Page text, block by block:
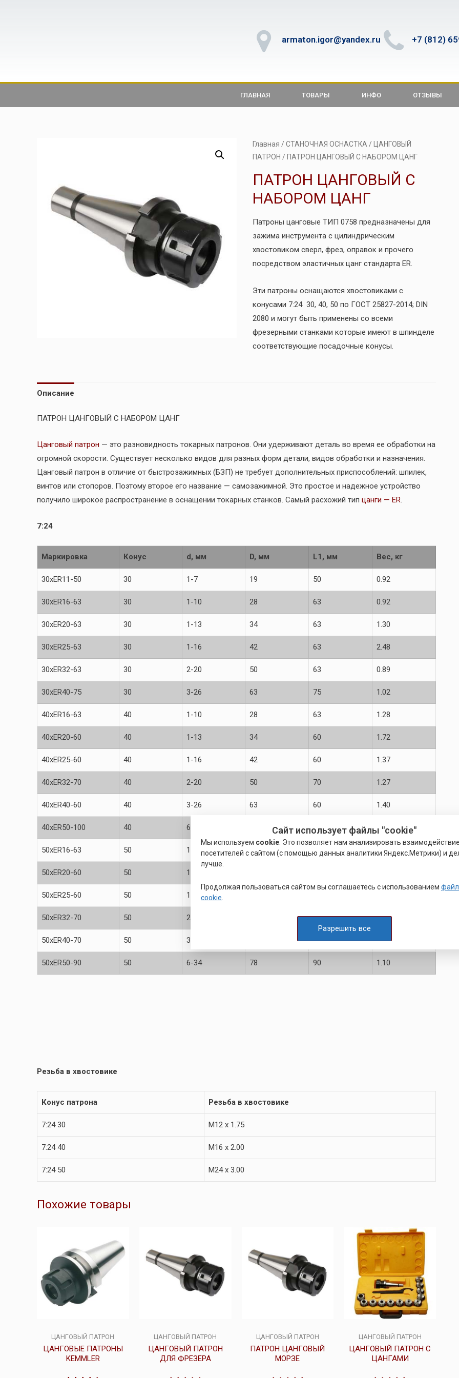
armaton.igor@yandex.ru +7 (812)
ГЛАВНАЯ ТОВАРЫ ИНФО ОТЗЫВЫ
Главная / СТАНОЧНАЯ ОСНАСТКА / ЦАНГОВЫЙ
ПАТРОН / ПАТРОН ЦАНГОВЫЙ С НАБОРОМ ЦАНГ
ПАТРОН ЦАНГОВЫЙ С
НАБОРОМ ЦАНГ
Патроны цанговые ТИП 0758 предназначены для
зажима инструмента с цилиндрическим
хвостовиком сверл, фрез, оправок и прочего
посредством эластичных цанг стандарта ER.
Эти патроны оснащаются хвостовиками с
конусами 7:24 30, 40, 50 по ГОСТ 25827-2014; DIN
2080 и могут быть применены со всеми
фрезерными станками которые имеют в шпинделе
соответствующие посадочные конусы.
Описание
ПАТРОН ЦАНГОВЫЙ С НАБОРОМ ЦАНГ
Цанговый патрон — это разновидность токарных патронов. Они удерживают деталь во время ее обработки на
огромной скорости. Существует несколько видов для разных форм детали, видов обработки и назначения.
Цанговый патрон в отличие от быстрозажимных (БЗП) не требует дополнительных приспособлений: шпилек,
винтов или стопоров. Поэтому второе его название — самозажимной. Это простое и надежное устройство
получило широкое распространение в оснащении токарных станков. Самый расхожий тип цанги — ER.
7:24
Маркировка Конус d, мм D, мм L1, мм Вес, кг
30xER11-50 30 1-7 19 50 0.92
30xER16-63 30 1-10 28 63 0.92
30xER20-63 30 1-13 34 63 1.30
30xER25-63 30 1-16 42 63 2.48
30xER32-63 30 2-20 50 63 0.89
30xER40-75 30 3-26 63 75 1.02
40xER16-63 40 1-10 28 63 1.28
40xER20-60 40 1-13 34 60 1.72
40xER25-60 40 1-16 42 60 1.37
40xER32-70 40 2-20 50 70 1.27
40xER40-60 40 3-26 63 60 1.40
40xER50-100 40 6-34 100 1.6
50xER16-63 50 1-10 28 63 1.20
50xER20-60 50 1-13
50xER25-60 50 1-16
50xER32-70 50 2-20 70 2.78
50xER40-70 50 3-26 70 1.00
50xER50-90 50 6-34 78 90 1.10
Резьба в хвостовике
Конус патрона Резьба в хвостовике
7:24 30 M12 x 1.75
7:24 40 M16 x 2.00
7:24 50 M24 x 3.00
Похожие товары
ЦАНГОВЫЙ ПАТРОН
ЦАНГОВЫЕ ПАТРОНЫ
KEMMLER
ЦАНГОВЫЙ ПАТРОН
ЦАНГОВЫЙ ПАТРОН
ДЛЯ ФРЕЗЕРА
ЦАНГОВЫЙ ПАТРОН
ПАТРОН ЦАНГОВЫЙ
МОРЗЕ
ЦАНГОВЫЙ ПАТРОН
ЦАНГОВЫЙ ПАТРОН С
ЦАНГАМИ
Сайт использует файлы "cookie"
Мы используем cookie . Это позволяет нам анализировать взаимодействие
посетителей с сайтом (с помощью данных аналитики Яндекс.Метрики) и
лучше.
Продолжая пользоваться сайтом вы соглашаетесь с использованием
cookie
Разрешить все